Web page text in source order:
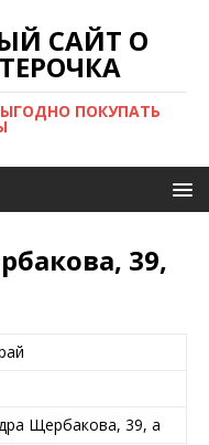
САЙТ О
ПОКУПАТЬ
39,
Щербакова, 39, а